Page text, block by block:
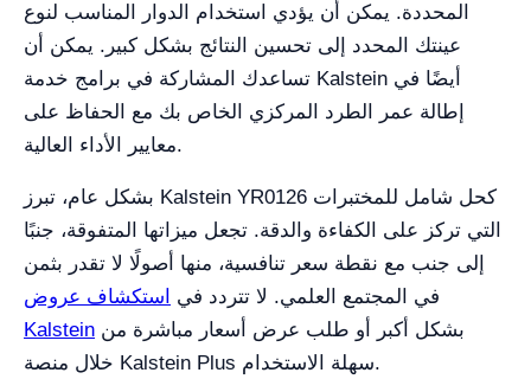
المحددة. يمكن أن يؤدي استخدام الدوار المناسب لنوع
عينتك المحدد إلى تحسين النتائج بشكل كبير. يمكن أن
تساعدك المشاركة في برامج خدمة Kalstein أيضًا في
إطالة عمر الطرد المركزي الخاص بك مع الحفاظ على
معايير الأداء العالية.
بشكل عام، تبرز Kalstein YR0126 كحل شامل للمختبرات
التي تركز على الكفاءة والدقة. تجعل ميزاتها المتفوقة، جنبًا
إلى جنب مع نقطة سعر تنافسية، منها أصولًا لا تقدر بثمن
في المجتمع العلمي. لا تتردد في
استكشاف عروض
Kalstein
خلال منصة Kalstein Plus سهلة الاستخدام.